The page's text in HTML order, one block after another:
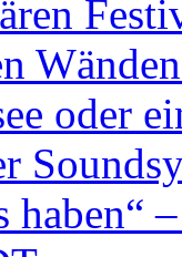
oder
haben“